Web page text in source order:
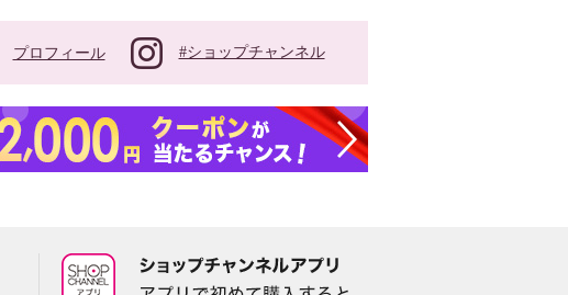
プロフィール #ショップチャンネル